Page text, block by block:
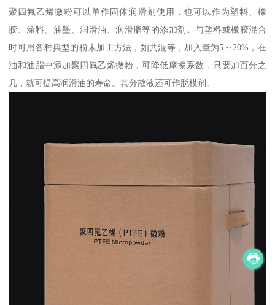
聚四氟乙烯微粉可以单作固体润滑剂使用，也可以作为塑料、橡
胶、涂料、油墨、润滑油、润滑脂等的添加剂。与塑料或橡胶混合
时可用各种典型的粉末加工方法，如共混等，加入量为5～20%，在
油和油脂中添加聚四氟乙烯微粉，可降低摩擦系数，只要加百分之
几，就可提高润滑油的寿命。其分散液还可作脱模剂。